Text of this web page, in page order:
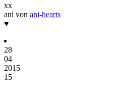
xx
ani von ani-hearts
♥
28
04
2015
15